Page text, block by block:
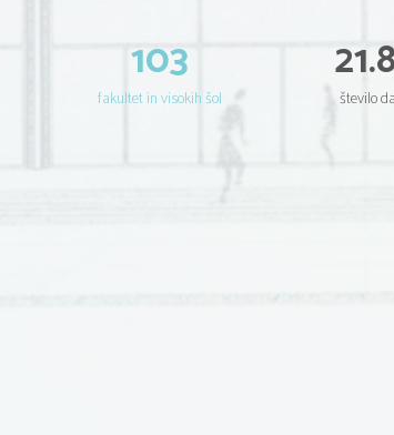
103
fakultet in visokih šol število